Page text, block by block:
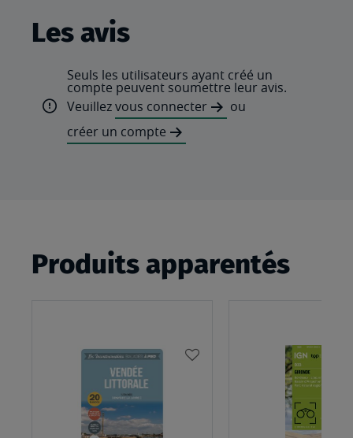
Les avis
Seuls les utilisateurs ayant créé un
compte peuvent soumettre leur avis.
Veuillezvous connecter
ou
créer un compte
Produits apparentés